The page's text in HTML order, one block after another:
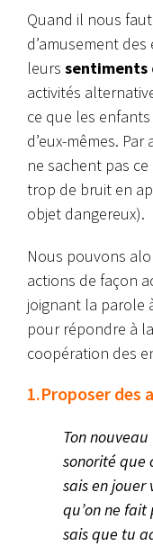
Quand il nous
d’amusement
leurs sentiments
activités
ce que les
d’eux-mêmes.
ne sachent pas
trop de bruit en
objet dangereux).
Nous pouvons
actions de façon
joignant la parole
pour répondre à
coopération des
1.Proposer des
Ton
sonorité que
sais en jouer
qu’on ne
sais que tu